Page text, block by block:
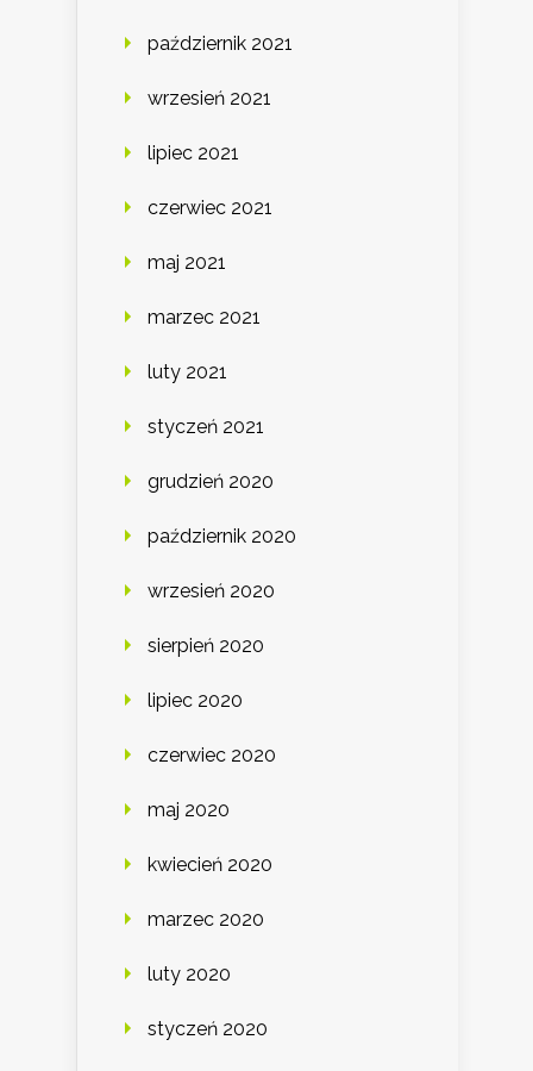
październik 2021
wrzesień 2021
lipiec 2021
czerwiec 2021
maj 2021
marzec 2021
luty 2021
styczeń 2021
grudzień 2020
październik 2020
wrzesień 2020
sierpień 2020
lipiec 2020
czerwiec 2020
maj 2020
kwiecień 2020
marzec 2020
luty 2020
styczeń 2020